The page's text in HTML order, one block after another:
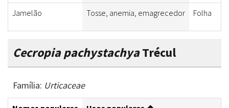
Jamelão Tosse, anemia, emagrecedor Folha
Cecropia pachystachyaTrécul
Família: Urticaceae